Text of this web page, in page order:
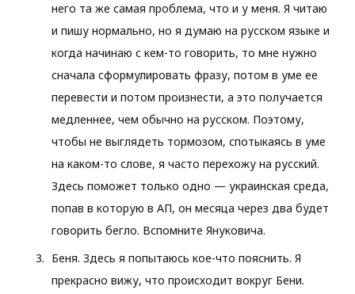
него та же самая проблема, что и у меня. Я читаю
и пишу нормально, но я думаю на русском языке и
когда начинаю с кем-то говорить, то мне нужно
сначала сформулировать фразу, потом в уме ее
перевести и потом произнести, а это получается
медленнее, чем обычно на русском. Поэтому,
чтобы не выглядеть тормозом, спотыкаясь в уме
на каком-то слове, я часто перехожу на русский.
Здесь поможет только одно — украинская среда,
попав в которую в АП, он месяца через два будет
говорить бегло. Вспомните Януковича.
Беня. Здесь я попытаюсь кое-что пояснить. Я
прекрасно вижу, что происходит вокруг Бени.